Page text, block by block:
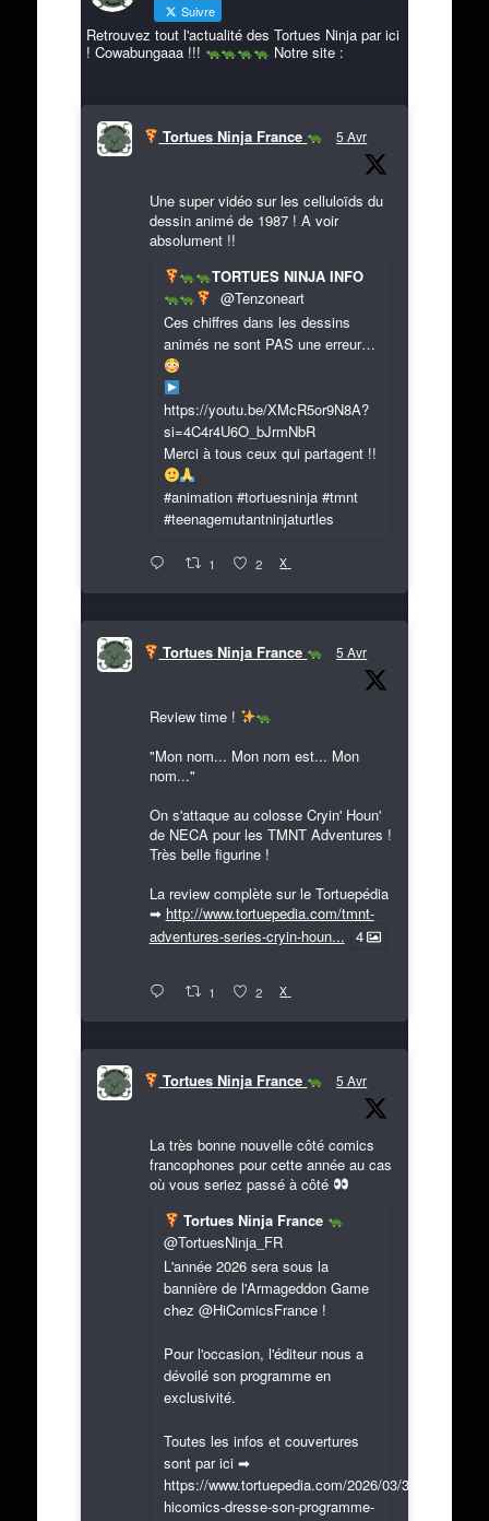
Suivre
Retrouvez tout l'actualité des Tortues Ninja par ici
! Cowabungaaa !!!
Notre site :
Tortues Ninja France 5 Avr
Une super vidéo sur les celluloïds du
dessin animé de 1987 ! A voir
absolument !!
TORTUES NINJA INFO
@Tenzoneart
Ces chiffres dans les dessins
animés ne sont PAS une erreur…
https://youtu.be/XMcR5or9N8A?
si=4C4r4U6O_bJrmNbR
Merci à tous ceux qui partagent !!
#animation #tortuesninja #tmnt
#teenagemutantninjaturtles
1 2 X
Tortues Ninja France 5 Avr
Review time !
"Mon nom... Mon nom est... Mon
nom..."
On s'attaque au colosse Cryin' Houn'
de NECA pour les TMNT Adventures !
Très belle figurine !
La review complète sur le Tortuepédia
➡ http://www.tortuepedia.com/tmnt-
adventures-series-cryin-houn... 4
1 2 X
Tortues Ninja France 5 Avr
La très bonne nouvelle côté comics
francophones pour cette année au cas
où vous seriez passé à côté
Tortues Ninja France
@TortuesNinja_FR
L'année 2026 sera sous la
bannière de l'Armageddon Game
chez @HiComicsFrance !
Pour l'occasion, l'éditeur nous a
dévoilé son programme en
exclusivité.
Toutes les infos et couvertures
sont par ici ➡
https://www.tortuepedia.com/2026/03/31/exclusif-
hicomics-dresse-son-programme-